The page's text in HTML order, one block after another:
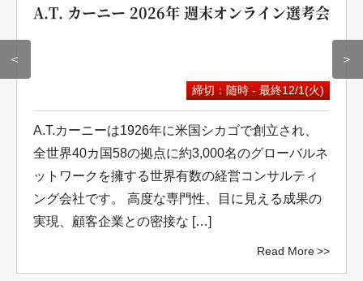
＜
A.T. カーニー 2026年 週末オンライン選考会
締切：随時 - 最終12/1(火)
A.T.カーニーは1926年に米国シカゴで創立され、
全世界40カ国58の拠点に約3,000名のグローバルネ
ットワークを擁する世界有数の経営コンサルティ
ング会社です。 高度な専門性、目に見える成果の
実現、顧客企業との密接な […]
Read More
＞